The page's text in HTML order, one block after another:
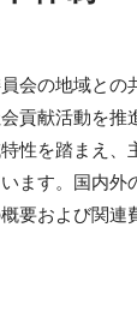
会の地域との
貢献活動を推
性を踏まえ、
ます。国内外
要および関連